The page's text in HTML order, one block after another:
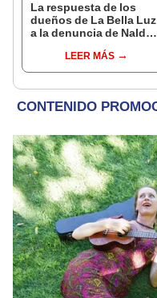
La respuesta de los
dueños de La Bella Luz
a la denuncia de Naldy
tocamientos indebidos:
"Tienes que superarlo"
LEER MÁS